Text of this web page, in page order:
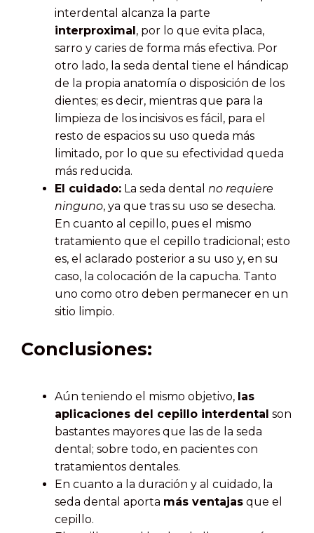
interdental alcanza la parte
interproximal , por lo que evita placa,
sarro y caries de forma más efectiva. Por
otro lado, la seda dental tiene el hándicap
de la propia anatomía o disposición de los
dientes; es decir, mientras que para la
limpieza de los incisivos es fácil, para el
resto de espacios su uso queda más
limitado, por lo que su efectividad queda
más reducida.
El cuidado: La seda dental no requiere
ninguno, ya que tras su uso se desecha.
En cuanto al cepillo, pues el mismo
tratamiento que el cepillo tradicional; esto
es, el aclarado posterior a su uso y, en su
caso, la colocación de la capucha. Tanto
uno como otro deben permanecer en un
sitio limpio.
Conclusiones:
Aún teniendo el mismo objetivo, las
aplicaciones del cepillo interdental son
bastantes mayores que las de la seda
dental; sobre todo, en pacientes con
tratamientos dentales.
En cuanto a la duración y al cuidado, la
seda dental aporta más ventajas que el
cepillo.